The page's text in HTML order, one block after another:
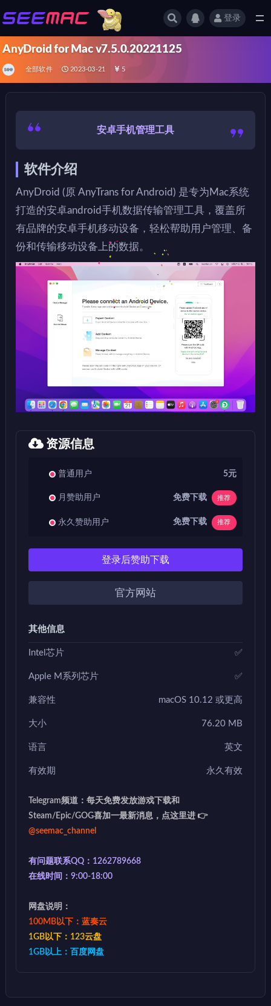
登录
AnyDroid for Mac v7.5.0.20221125
全部软件 2023-03-21 5
安卓手机管理工具
软件介绍
AnyDroid (原 AnyTrans for Android) 是专为Mac系统
打造的安卓android手机数据传输管理工具，覆盖所
有品牌的安卓手机移动设备，轻松帮助用户管理、备
份和传输移动设备上的数据。
资源信息
普通用户 5元
月赞助用户 免费下载 推荐
永久赞助用户 免费下载 推荐
登录后赞助下载
官方网站
其他信息
Intel芯片 ✅
Apple M系列芯片 ✅
兼容性 macOS 10.12 或更高
大小 76.20 MB
语言 英文
有效期 永久有效
Telegram频道：每天免费发放游戏下载和
Steam/Epic/GOG喜加一最新消息，点这里进 👉
@seemac_channel
有问题联系QQ：1262789668
在线时间：9:00-18:00
网盘说明：
100MB以下：蓝奏云
1GB以下：123云盘
1GB以上：百度网盘